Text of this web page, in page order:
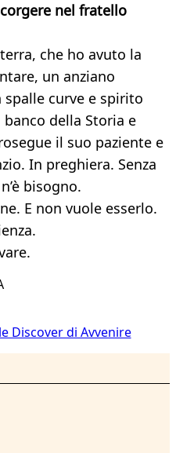
nel fratello
che ho avuto la
un anziano
curve e spirito
della Storia e
il suo paziente e
In preghiera. Senza
bisogno.
E non vuole esserlo.
Discover di Avvenire